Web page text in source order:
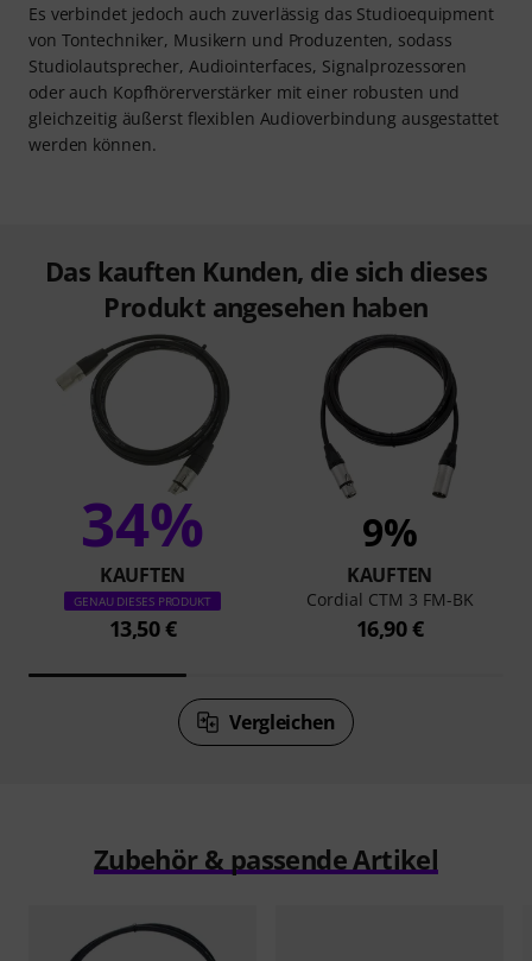
Es verbindet jedoch auch zuverlässig das Studioequipment
von Tontechniker, Musikern und Produzenten, sodass
Studiolautsprecher, Audiointerfaces, Signalprozessoren
oder auch Kopfhörerverstärker mit einer robusten und
gleichzeitig äußerst flexiblen Audioverbindung ausgestattet
werden können.
Das kauften Kunden, die sich dieses
Produkt angesehen haben
34%
KAUFTEN
GENAU DIESES PRODUKT
13,50 €
9%
KAUFTEN
Cordial CTM 3 FM-BK
16,90 €
Vergleichen
Zubehör & passende Artikel